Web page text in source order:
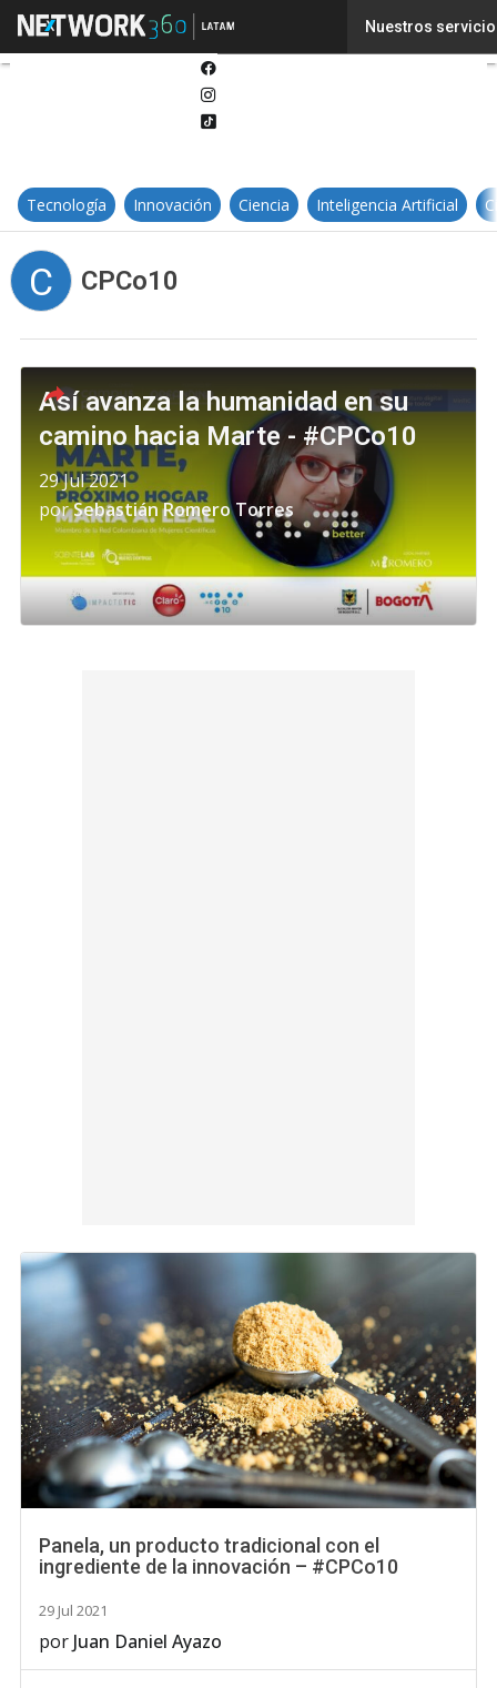
Nuestros
Tecnología Innovación Ciencia Inteligencia Artificial
C CPCo10
Así avanza la humanidad en su
camino hacia Marte - #CPCo10
29 Jul 2021
porSebastián Romero Torres
Panela, un producto tradicional con el
ingrediente de la innovación – #CPCo10
29 Jul 2021
por Juan Daniel Ayazo